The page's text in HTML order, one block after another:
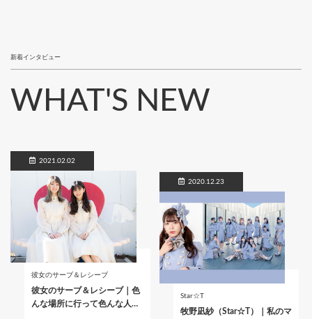
新着インタビュー
WHAT'S NEW
2021.02.02
彼女のサーブ＆レシーブ
彼女のサーブ＆レシーブ｜色
んな場所に行って色んな人…
2020.12.23
Star☆T
牧野凪紗（Star☆T）｜私のマ